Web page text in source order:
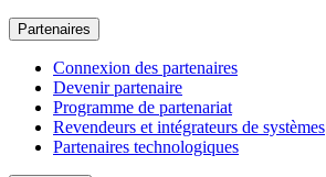
Partenaires
Connexion des partenaires
Devenir partenaire
Programme de partenariat
Revendeurs et intégrateurs de systèmes
Partenaires technologiques